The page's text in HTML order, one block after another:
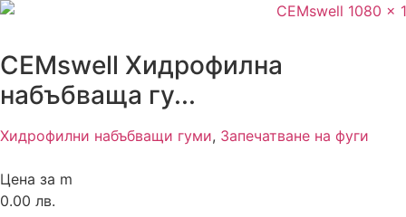
CEMswell Хидрофилна
набъбваща гу...
Хидрофилни набъбващи гуми, Запечатване на фуги
Цена за m
0.00 лв.